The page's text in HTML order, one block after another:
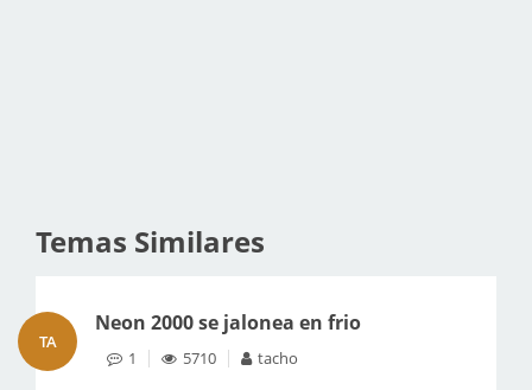
Temas Similares
TA
Neon 2000 se jalonea en frio
1 5710 tacho